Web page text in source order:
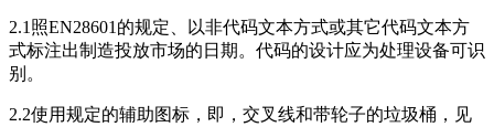
2.1照EN28601的规定、以非代码文本方式或其它代码文本方
式标注出制造投放市场的日期。代码的设计应为处理设备可识
别。
2.2使用规定的辅助图标，即，交叉线和带轮子的垃圾桶，见